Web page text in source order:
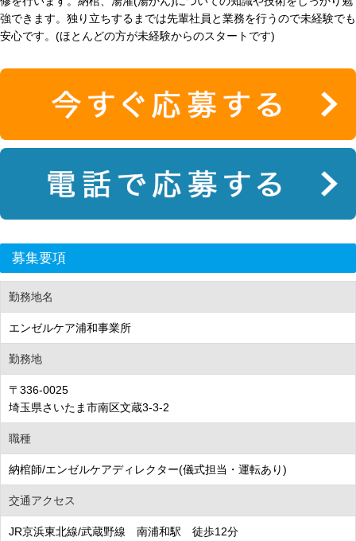
強できます。独り立ちするまでは先輩社員と業務を行うので未経験でも
安心です。(ほとんどの方が未経験からのスタートです)
募集要項
勤務地名
エンゼルケア浦和事業所
勤務地
〒336-0025
埼玉県さいたま市南区文蔵3-3-2
職種
納棺師/エンゼルケアディレクター(儀式担当・運転あり)
交通アクセス
JR京浜東北線/武蔵野線 南浦和駅 徒歩12分